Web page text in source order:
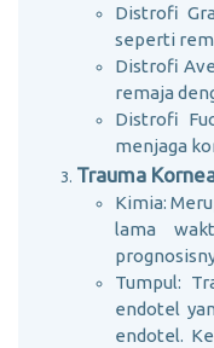
Distrofi
seperti
Distrofi
remaja
Distrofi
menjaga
Trauma
Kimia:
lama
Tumpul:
endotel
endotel.